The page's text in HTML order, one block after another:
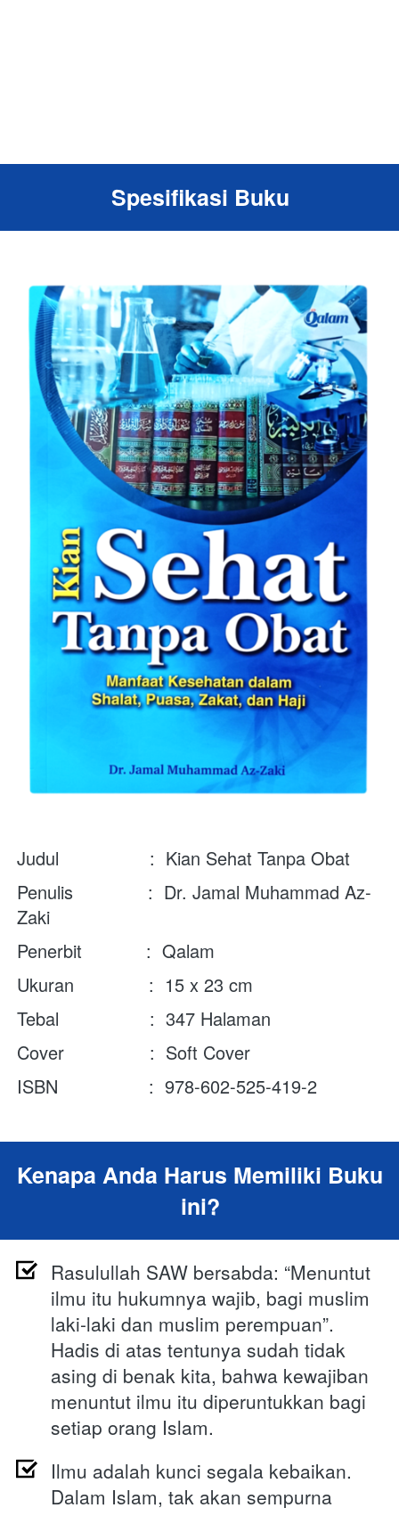
Spesifikasi Buku
Judul                 :  Kian Sehat Tanpa Obat
Penulis              : Dr. Jamal Muhammad Az-
Zaki
Penerbit            :  Qalam
Ukuran              :  15 x 23 cm
Tebal                 :  347 Halaman
Cover                :  Soft Cover
ISBN                 :  978-602-525-419-2
Kenapa Anda Harus Memiliki Buku
ini?
Rasulullah SAW bersabda: “Menuntut
ilmu itu hukumnya wajib, bagi muslim
laki-laki dan muslim perempuan”.
Hadis di atas tentunya sudah tidak
asing di benak kita, bahwa kewajiban
menuntut ilmu itu diperuntukkan bagi
setiap orang Islam.
Ilmu adalah kunci segala kebaikan.
Dalam Islam, tak akan sempurna